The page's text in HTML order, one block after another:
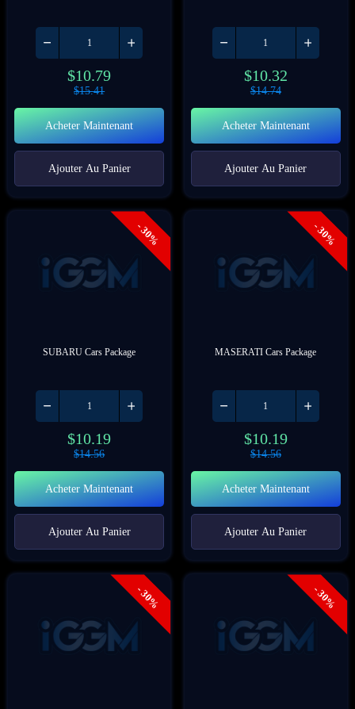
$10.79
$15.41
Acheter Maintenant
Ajouter Au Panier
$10.32
$14.74
Acheter Maintenant
Ajouter Au Panier
- 30%
SUBARU Cars Package
$10.19
$14.56
Acheter Maintenant
Ajouter Au Panier
- 30%
MASERATI Cars Package
$10.19
$14.56
Acheter Maintenant
Ajouter Au Panier
- 30% - 30%